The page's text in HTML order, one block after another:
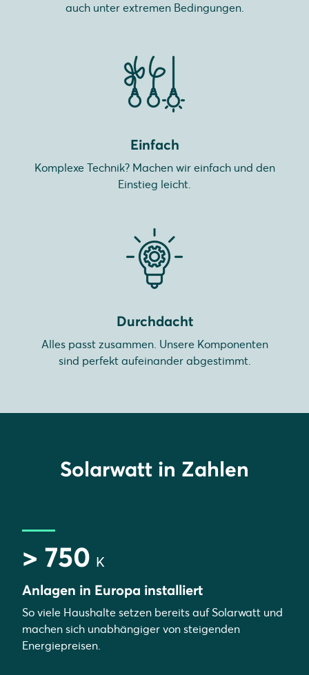
auch unter extremen Bedingungen.
Einfach
Komplexe Technik? Machen wir einfach und den
Einstieg leicht.
Durchdacht
Alles passt zusammen. Unsere Komponenten
sind perfekt aufeinander abgestimmt.
Solarwatt in Zahlen
> 750 K
Anlagen in Europa installiert
So viele Haushalte setzen bereits auf Solarwatt und
machen sich unabhängiger von steigenden
Energiepreisen.